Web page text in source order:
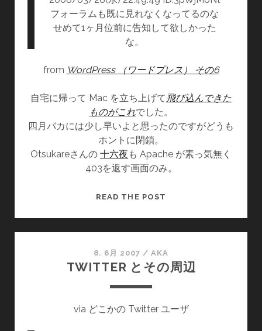
ラ
イ
に
る
ン
の
ま
フォーラムも既に見れなくなってるのな
せめて1ヶ月位前に告知して欲しかった
な。
from WordPress （ワードプレス） その6
自宅に帰って Mac を立ち上げて 飛び込んできた
ものがこれでした。
四月バカには少し早いよと思ったのですがどうも
ホントに閉鎖。
Otsukareさんの 十六夜 も Apache が素っ気無く
403を返す画面のみ。
READ THE POST
8. 6月 2007 /AKA
TWITTER とその周辺
via どこかの Twitter ユーザ